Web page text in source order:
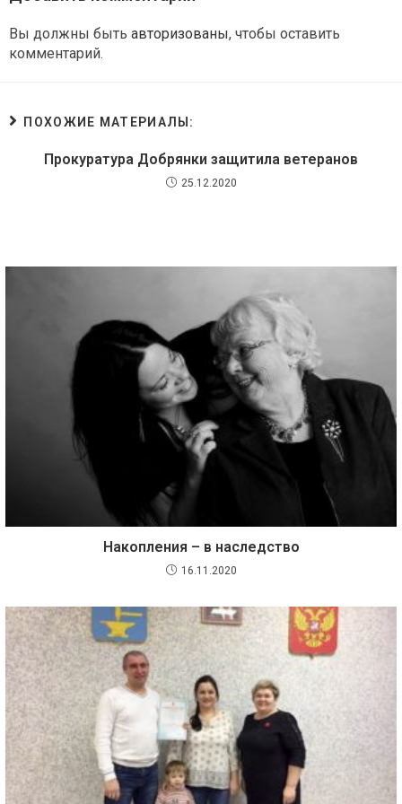
Вы должны быть авторизованы, чтобы оставить
комментарий.
ПОХОЖИЕ МАТЕРИАЛЫ:
Прокуратура Добрянки защитила ветеранов
25.12.2020
Накопления – в наследство
16.11.2020